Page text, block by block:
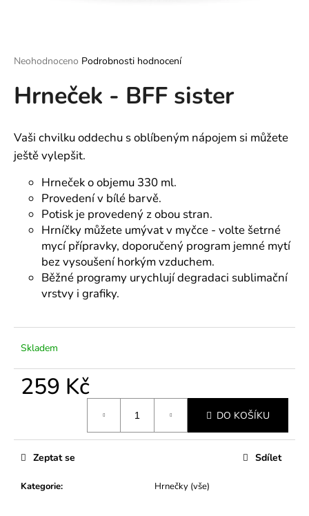
Průměrné
produktu
je
5
hvězdiček.
Neohodnoceno Podrobnosti hodnocení
Hrneček - BFF sister
Vaši chvilku oddechu s oblíbeným nápojem si můžete
ještě vylepšit.
Hrneček o objemu 330 ml.
Provedení v bílé barvě.
Potisk je provedený z obou stran.
Hrníčky můžete umývat v myčce - volte šetrné
mycí přípravky, doporučený program jemné mytí
bez vysoušení horkým vzduchem.
Běžné programy urychlují degradaci sublimační
vrstvy i grafiky.
Skladem
259 Kč
DO KOŠÍKU
Kategorie: Hrnečky (vše)
Zeptat se Sdílet
í
t
?
u
e
m